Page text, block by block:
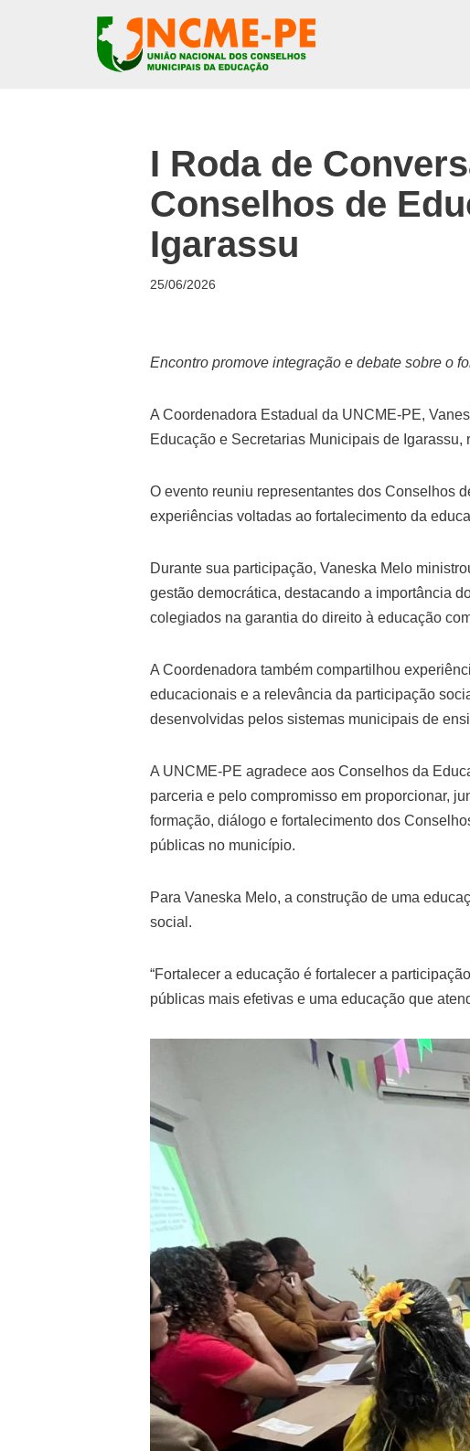
I Roda de
Conselhos de
Igarassu
25/06/2026
Encontro promove integração e debate sobre o
A Coordenadora Estadual da UNCME-PE,
Educação e Secretarias Municipais de
O evento reuniu representantes dos Conselhos
experiências voltadas ao fortalecimento da
Durante sua participação, Vaneska Melo
gestão democrática, destacando a importância
colegiados na garantia do direito à educação
A Coordenadora também compartilhou
educacionais e a relevância da participação
desenvolvidas pelos sistemas municipais de
A UNCME-PE agradece aos Conselhos da
parceria e pelo compromisso em proporcionar,
formação, diálogo e fortalecimento dos
públicas no município.
Para Vaneska Melo, a construção de uma
social.
“Fortalecer a educação é fortalecer a
públicas mais efetivas e uma educação que